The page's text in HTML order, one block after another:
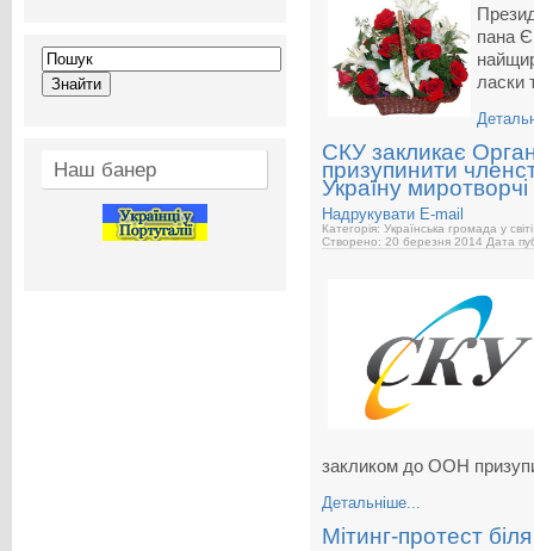
Наш банер
пана
ласки
СКУ закликає
призупинити
Україну
Надрукувати E-mail
Категорія: Українська громада у світі
Створено: 20 березня 2014 Дата
закликом до ООН
Детальніше...
Мітинг-протест